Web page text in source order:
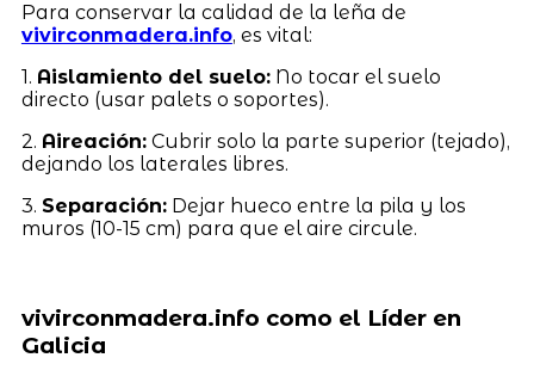
Para conservar la calidad de la leña de
vivirconmadera.info, es vital:
1. Aislamiento del suelo:No tocar el suelo
directo (usar palets o soportes).
2. Aireación:Cubrir solo la parte superior (tejado),
dejando los laterales libres.
3. Separación:Dejar hueco entre la pila y los
muros (10-15 cm) para que el aire circule.
vivirconmadera.info como el Líder en
Galicia